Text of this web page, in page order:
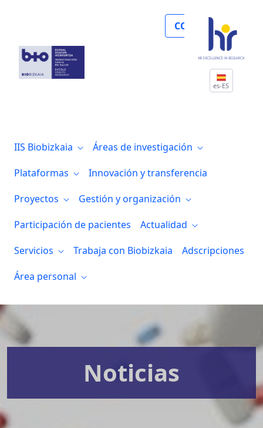
COLABORA
es-ES
IIS Biobizkaia
Áreas de investigación
Plataformas
Innovación y transferencia
Proyectos
Gestión y organización
Participación de pacientes
Actualidad
Servicios
Trabaja con Biobizkaia
Adscripciones
Área personal
Noticias